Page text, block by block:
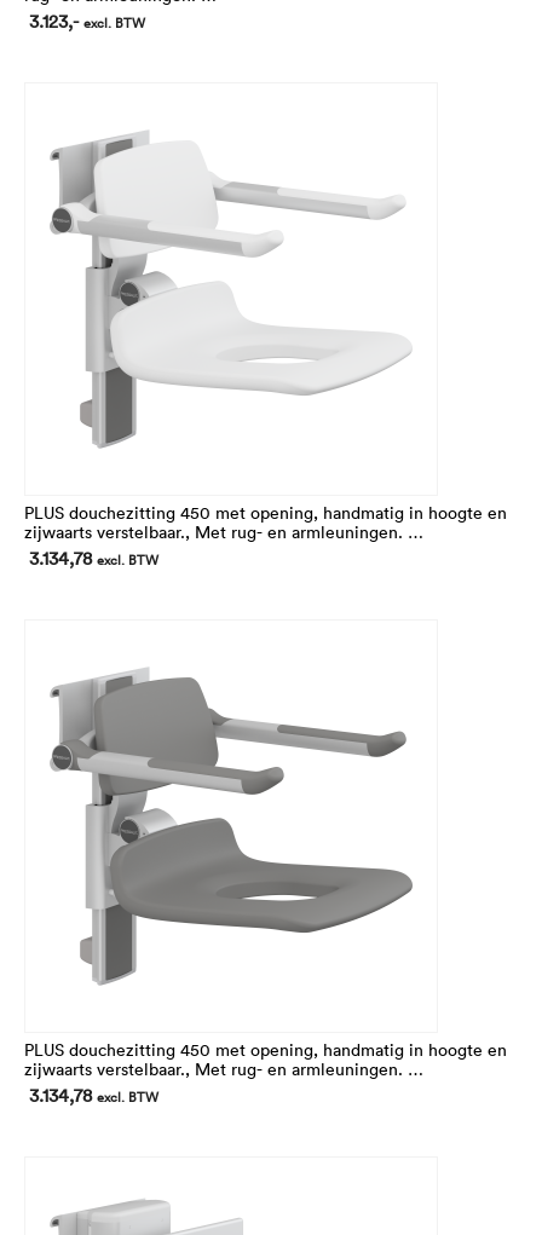
In hoogte 195 mm verstelbaar
3.123,- excl. BTW
PLUS douchezitting 450 met opening, handmatig in hoogte en
zijwaarts verstelbaar., Met rug- en armleuningen.
In hoogte 195 mm verstelbaar.
Voor montage op de horizontale PLUS wandrail (niet
3.134,78 excl. BTW
PLUS douchezitting 450 met opening, handmatig in hoogte en
zijwaarts verstelbaar., Met rug- en armleuningen.
In hoogte 195 mm verstelbaar.
Voor montage op de horizontale PLUS wandrail (niet
3.134,78 excl. BTW